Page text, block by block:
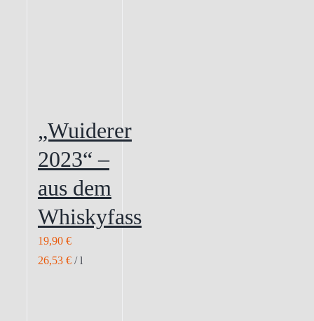
„Wuiderer
2023“ –
aus dem
Whiskyfass
19,90 €
26,53 €/l